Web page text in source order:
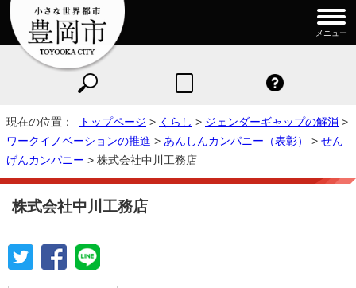
メニュー
現在の位置： トップページ > くらし > ジェンダーギャップの解消 >
ワークイノベーションの推進 > あんしんカンパニー（表彰） > せん
げんカンパニー > 株式会社中川工務店
株式会社中川工務店